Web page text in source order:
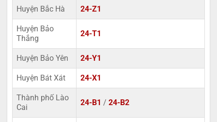
Huyện Bắc Hà 24-Z1
Huyện Bảo
Thắng
24-T1
Huyện Bảo Yên 24-Y1
Huyện Bát Xát 24-X1
Thành phố Lào
Cai
24-B1 / 24-B2